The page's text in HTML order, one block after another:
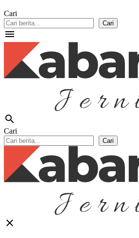
Cari
Cari
menu
search
Cari
Cari
close